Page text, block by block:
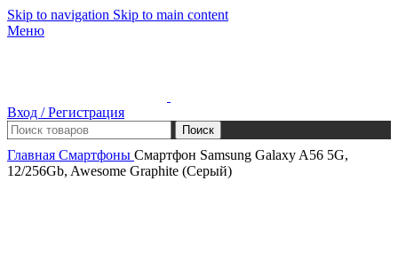
Skip to navigation Skip to main content
Меню
Вход / Регистрация
Поиск
Главная Смартфоны Смартфон Samsung Galaxy A56 5G,
12/256Gb, Awesome Graphite (Серый)